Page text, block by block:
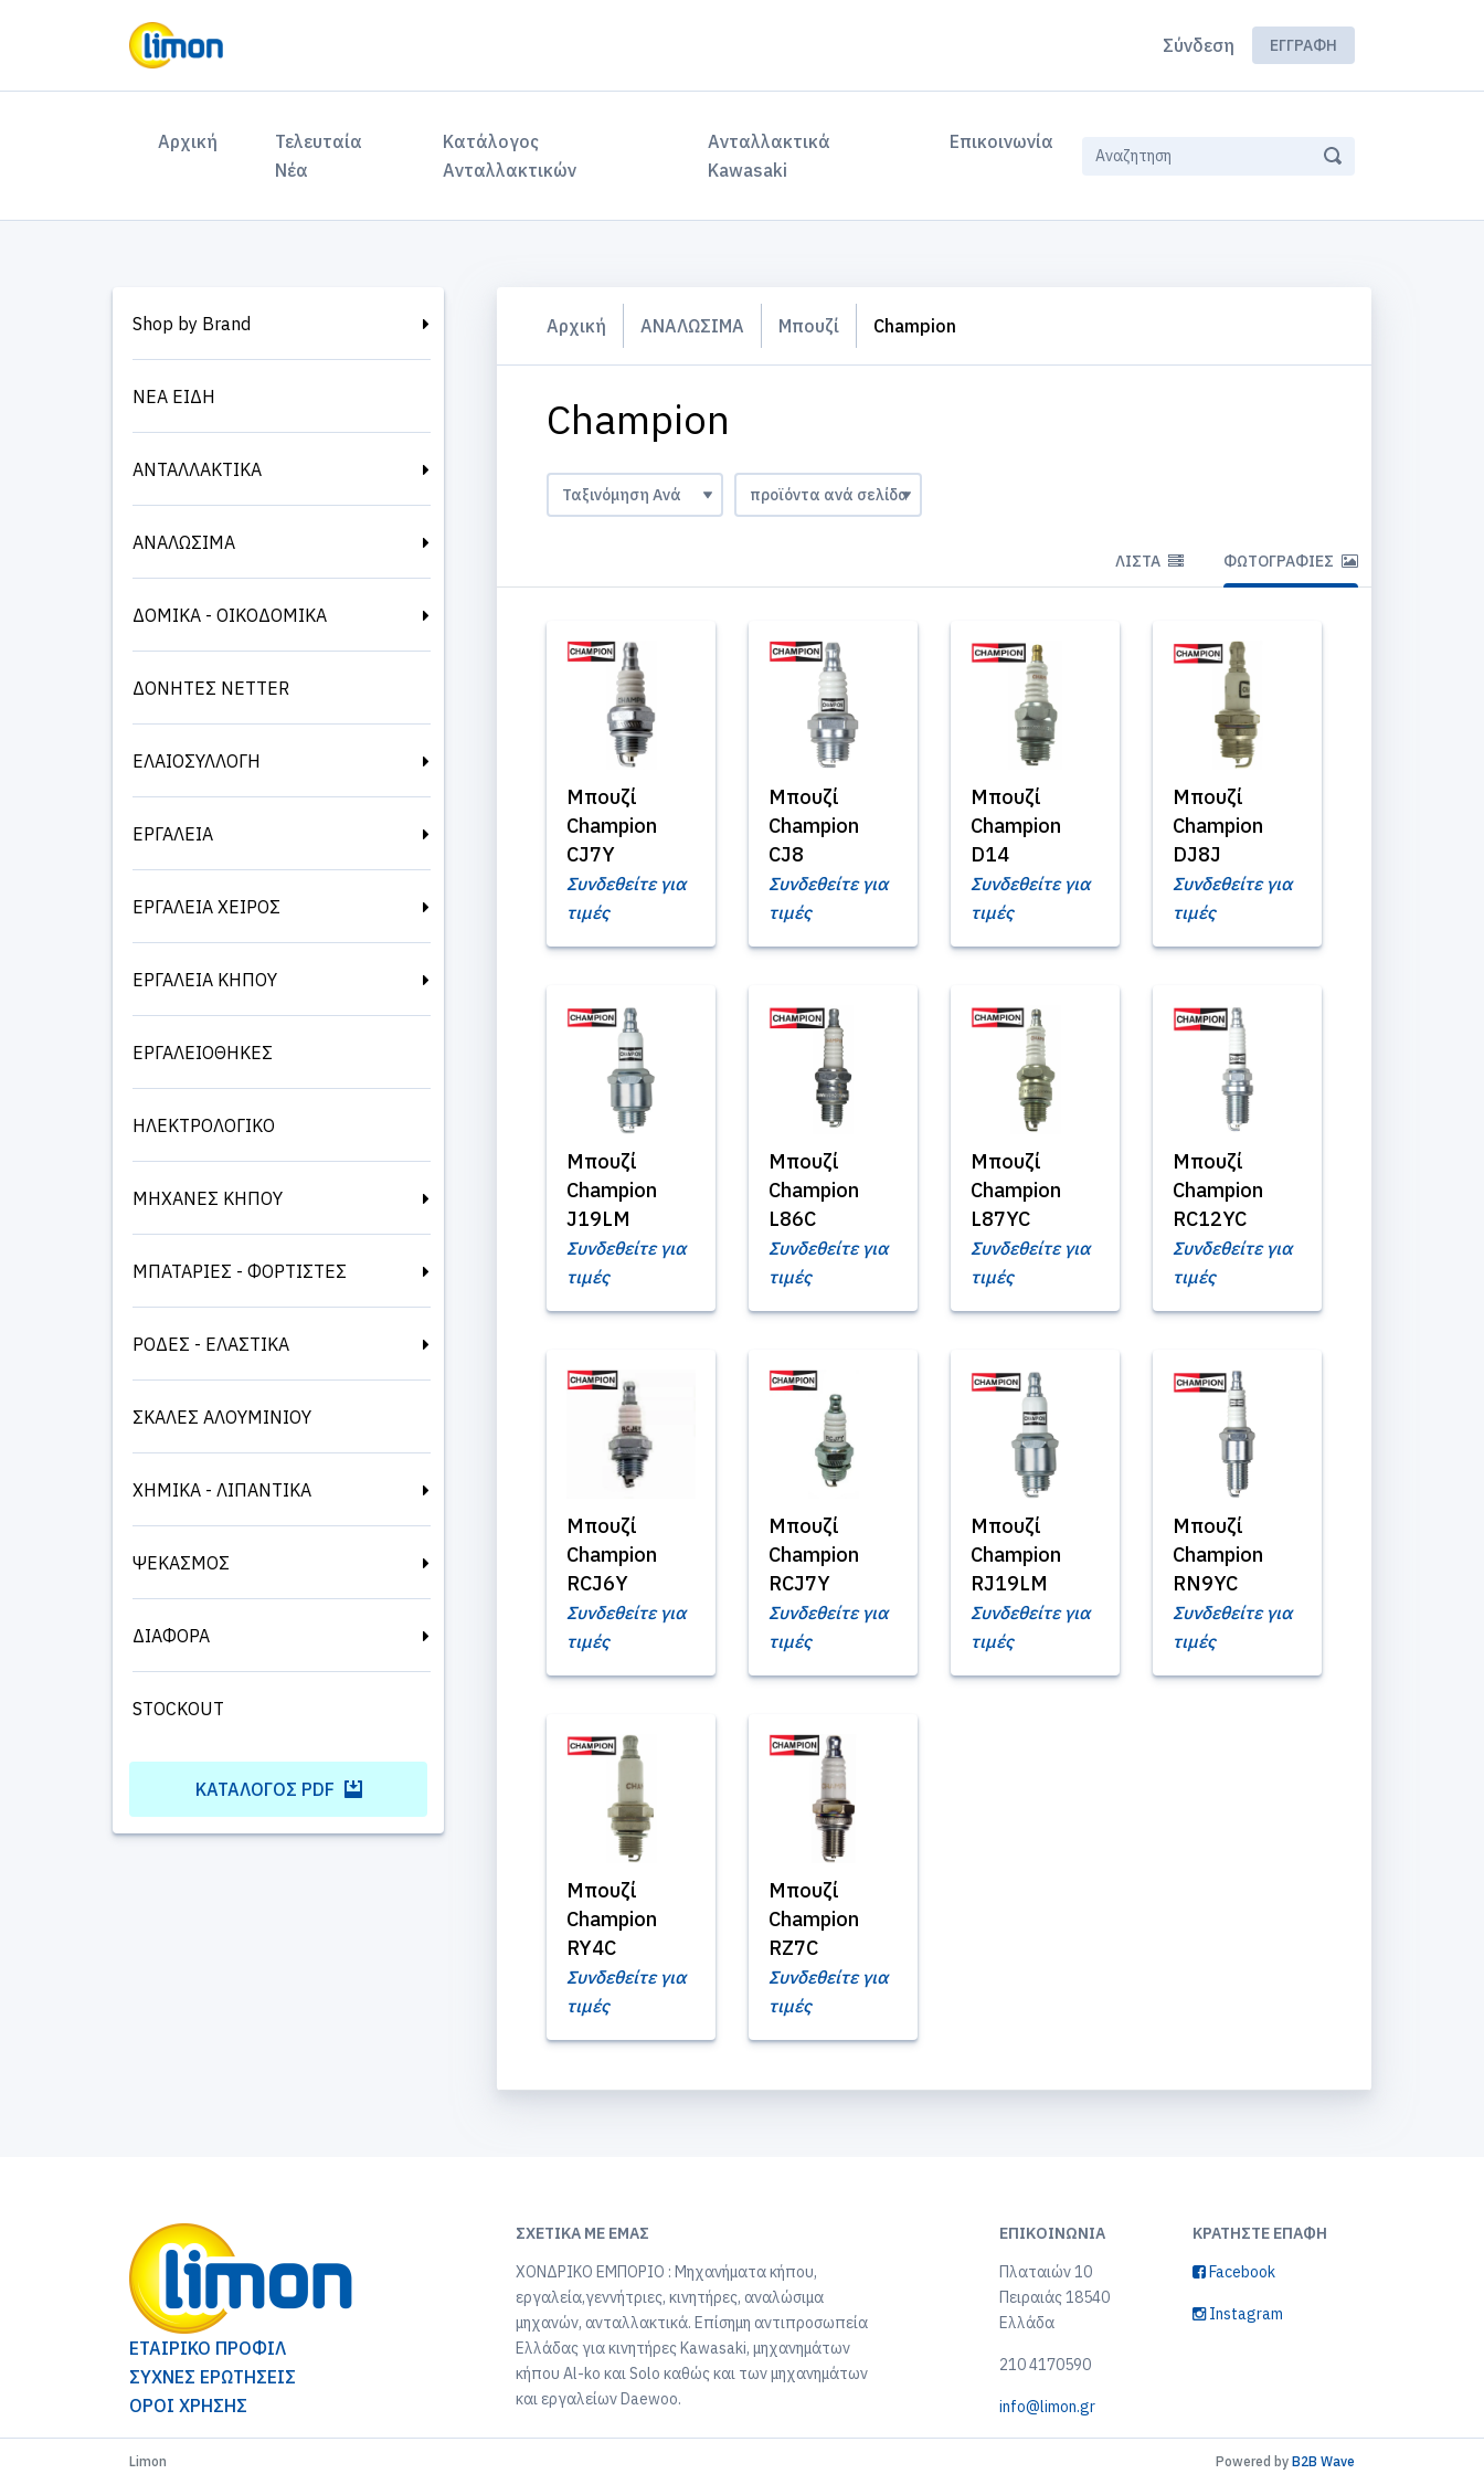
Σύνδεση ΕΓΓΡΑΦΉ
Αρχική (current)Τελευταία
Νέα
Κατάλογος
Ανταλλακτικών
Ανταλλακτικά
Kawasaki
Επικοινωνία
Shop by Brand
ΝΕΑ ΕΙΔΗ
ΑΝΤΑΛΛΑΚΤΙΚΑ
ΑΝΑΛΩΣΙΜΑ
ΔΟΜΙΚΑ - ΟΙΚΟΔΟΜΙΚΑ
ΔΟΝΗΤΕΣ NETTER
ΕΛΑΙΟΣΥΛΛΟΓΗ
ΕΡΓΑΛΕΙΑ
ΕΡΓΑΛΕΙΑ ΧΕΙΡΟΣ
ΕΡΓΑΛΕΙΑ ΚΗΠΟΥ
ΕΡΓΑΛΕΙΟΘΗΚΕΣ
ΗΛΕΚΤΡΟΛΟΓΙΚΟ
ΜΗΧΑΝΕΣ ΚΗΠΟΥ
ΜΠΑΤΑΡΙΕΣ - ΦΟΡΤΙΣΤΕΣ
ΡΟΔΕΣ - ΕΛΑΣΤΙΚΑ
ΣΚΑΛΕΣ ΑΛΟΥΜΙΝΙΟΥ
ΧΗΜΙΚΑ - ΛΙΠΑΝΤΙΚΑ
ΨΕΚΑΣΜΟΣ
ΔΙΑΦΟΡΑ
STOCKOUT
ΚΑΤΆΛΟΓΟΣ PDF
Αρχική ΑΝΑΛΩΣΙΜΑ Μπουζί Champion
Champion
ΛΊΣΤΑ ΦΩΤΟΓΡΑΦΊΕΣ
Μπουζί
Champion
CJ7Y
Συνδεθείτε για
τιμές
Μπουζί
Champion
CJ8
Συνδεθείτε για
τιμές
Μπουζί
Champion
D14
Συνδεθείτε για
τιμές
Μπουζί
Champion
DJ8J
Συνδεθείτε για
τιμές
Μπουζί
Champion
J19LM
Συνδεθείτε για
τιμές
Μπουζί
Champion
L86C
Συνδεθείτε για
τιμές
Μπουζί
Champion
L87YC
Συνδεθείτε για
τιμές
Μπουζί
Champion
RC12YC
Συνδεθείτε για
τιμές
Μπουζί
Champion
RCJ6Y
Συνδεθείτε για
τιμές
Μπουζί
Champion
RCJ7Y
Συνδεθείτε για
τιμές
Μπουζί
Champion
RJ19LM
Συνδεθείτε για
τιμές
Μπουζί
Champion
RN9YC
Συνδεθείτε για
τιμές
Μπουζί
Champion
RY4C
Συνδεθείτε για
τιμές
Μπουζί
Champion
RZ7C
Συνδεθείτε για
τιμές
ΕΤΑΙΡΙΚΟ ΠΡΟΦΙΛ
ΣΥΧΝΕΣ ΕΡΩΤΗΣΕΙΣ
ΟΡΟΙ ΧΡΗΣΗΣ
ΣΧΕΤΙΚΆ ΜΕ ΕΜΆΣ
ΧΟΝΔΡΙΚΟ ΕΜΠΟΡΙΟ : Μηχανήματα κήπου,
εργαλεία,γεννήτριες, κινητήρες, αναλώσιμα
μηχανών, ανταλλακτικά. Επίσημη αντιπροσωπεία
Ελλάδας για κινητήρες Kawasaki, μηχανημάτων
κήπου Al-ko και Solo καθώς και των μηχανημάτων
και εργαλείων Daewoo.
ΕΠΙΚΟΙΝΩΝΊΑ
Πλαταιών 10
Πειραιάς 18540
Ελλάδα
210 4170590
info@limon.gr
ΚΡΑΤΉΣΤΕ ΕΠΑΦΉ
Facebook
Instagram
Limon Powered by B2B Wave